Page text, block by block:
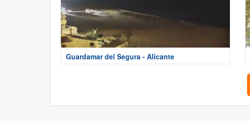
Guardamar del Segura - Alicante